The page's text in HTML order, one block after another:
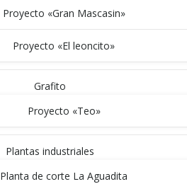
Proyecto «Gran Mascasin»
Proyecto «El leoncito»
Grafito
Proyecto «Teo»
Plantas industriales
Planta de corte La Aguadita